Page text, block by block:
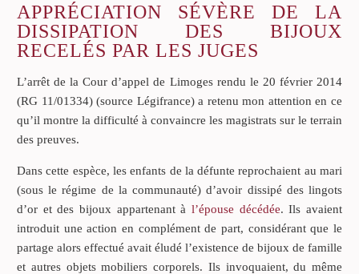
APPRÉCIATION SÉVÈRE DE LA
DISSIPATION DES BIJOUX
RECELÉS PAR LES JUGES
L’arrêt de la Cour d’appel de Limoges rendu le 20 février 2014
(RG 11/01334) (source Légifrance) a retenu mon attention en ce
qu’il montre la difficulté à convaincre les magistrats sur le terrain
des preuves.
Dans cette espèce, les enfants de la défunte reprochaient au mari
(sous le régime de la communauté) d’avoir dissipé des lingots
d’or et des bijoux appartenant à l’épouse décédée. Ils avaient
introduit une action en complément de part, considérant que le
partage alors effectué avait éludé l’existence de bijoux de famille
et autres objets mobiliers corporels. Ils invoquaient, du même